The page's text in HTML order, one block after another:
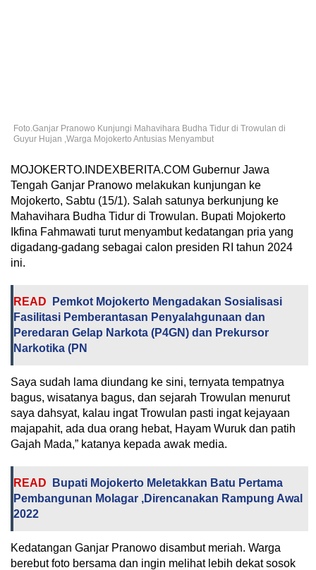
Foto.Ganjar Pranowo Kunjungi Mahavihara Budha Tidur di Trowulan di
Guyur Hujan ,Warga Mojokerto Antusias Menyambut
MOJOKERTO.INDEXBERITA.COM Gubernur Jawa
Tengah Ganjar Pranowo melakukan kunjungan ke
Mojokerto, Sabtu (15/1). Salah satunya berkunjung ke
Mahavihara Budha Tidur di Trowulan. Bupati Mojokerto
Ikfina Fahmawati turut menyambut kedatangan pria yang
digadang-gadang sebagai calon presiden RI tahun 2024
ini.
READ
Pemkot Mojokerto Mengadakan Sosialisasi
Fasilitasi Pemberantasan Penyalahgunaan dan
Peredaran Gelap Narkota (P4GN) dan Prekursor
Narkotika (PN
Saya sudah lama diundang ke sini, ternyata tempatnya
bagus, wisatanya bagus, dan sejarah Trowulan menurut
saya dahsyat, kalau ingat Trowulan pasti ingat kejayaan
majapahit, ada dua orang hebat, Hayam Wuruk dan patih
Gajah Mada,” katanya kepada awak media.
READ
Bupati Mojokerto Meletakkan Batu Pertama
Pembangunan Molagar ,Direncanakan Rampung Awal
2022
Kedatangan Ganjar Pranowo disambut meriah. Warga
berebut foto bersama dan ingin melihat lebih dekat sosok